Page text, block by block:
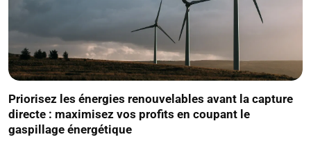
Priorisez les énergies renouvelables avant la capture
directe : maximisez vos profits en coupant le
gaspillage énergétique